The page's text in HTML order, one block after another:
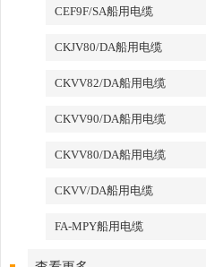
CEF9F/SA船用电缆
CKJV80/DA船用电缆
CKVV82/DA船用电缆
CKVV90/DA船用电缆
CKVV80/DA船用电缆
CKVV/DA船用电缆
FA-MPY船用电缆